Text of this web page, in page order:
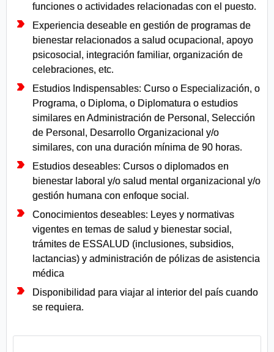
funciones o actividades relacionadas con el puesto.
Experiencia deseable en gestión de programas de
bienestar relacionados a salud ocupacional, apoyo
psicosocial, integración familiar, organización de
celebraciones, etc.
Estudios Indispensables: Curso o Especialización, o
Programa, o Diploma, o Diplomatura o estudios
similares en Administración de Personal, Selección
de Personal, Desarrollo Organizacional y/o
similares, con una duración mínima de 90 horas.
Estudios deseables: Cursos o diplomados en
bienestar laboral y/o salud mental organizacional y/o
gestión humana con enfoque social.
Conocimientos deseables: Leyes y normativas
vigentes en temas de salud y bienestar social,
trámites de ESSALUD (inclusiones, subsidios,
lactancias) y administración de pólizas de asistencia
médica
Disponibilidad para viajar al interior del país cuando
se requiera.